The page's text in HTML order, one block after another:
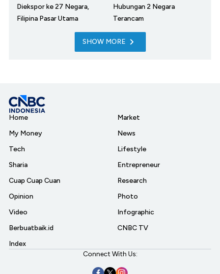
Diekspor ke 27 Negara,
Filipina Pasar Utama
Hubungan 2 Negara
Terancam
SHOW MORE
Home
My Money
Tech
Sharia
Cuap Cuap Cuan
Opinion
Video
Berbuatbaik.id
Index
Market
News
Lifestyle
Entrepreneur
Research
Photo
Infographic
CNBC TV
Connect With Us: